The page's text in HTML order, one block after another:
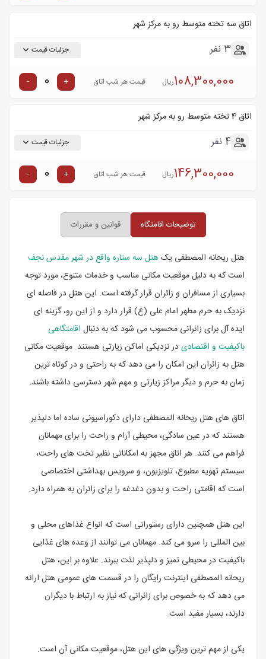
اتاق سه تخته متوسط رو به مرکز شهر
3 نفر جزئیات قیمت
108,300,000ریال قیمت هر شب اتاق +
-
اتاق 4 تخته متوسط رو به مرکز شهر
4 نفر جزئیات قیمت
146,300,000ریال قیمت هر شب اتاق +
-
توضیحات اقامتگاه قوانین و مقررات
هتل ریحانه المصطفی یکهتل سه ستاره واقع در شهر مقدس نجف
است که به دلیل موقعیت مکانی مناسب و خدمات متنوع، مورد توجه
بسیاری از مسافران و زائران قرار گرفته است. این هتل در فاصله ای
نزدیک به حرم مطهر امام علی (ع) قرار دارد و از این رو، گزینه ای
ایده آل برای زائرانی محسوب می شود که به دنبال اقامتگاهی
باکیفیت و اقتصادیدر نزدیکی اماکن زیارتی هستند. موقعیت مکانی
هتل به زائران این امکان را می دهد که به راحتی و در کوتاه ترین
زمان به حرم و دیگر مراکز زیارتی و مهم شهر دسترسی داشته باشند.
اتاق های هتل ریحانه المصطفی دارای دکوراسیونی ساده اما دلپذیر
هستند که در عین سادگی، محیطی آرام و راحت را برای مهمانان
فراهم می کنند. هر اتاق مجهز به امکاناتی نظیر تخت های راحت،
سیستم تهویه مطبوع، تلویزیون، و سرویس بهداشتی اختصاصی
است که اقامتی راحت و بدون دغدغه را برای زائران به همراه دارد.
این هتل همچنین دارای رستورانی است که انواع غذاهای محلی و
بین المللی را سرو می کند. مهمانان می توانند از وعده های غذایی
باکیفیت در محیطی تمیز و دلپذیر لذت ببرند. علاوه بر این، هتل
ریحانه المصطفی اینترنت رایگان را در قسمت های عمومی هتل ارائه
می دهد که به خصوص برای زائرانی که نیاز به ارتباط با دیگران
دارند، بسیار مفید است.
یکی از مهم ترین ویژگی های این هتل، موقعیت مکانی آن است.